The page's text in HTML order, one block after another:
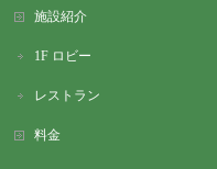
施設紹介
1F ロビー
レストラン
料金